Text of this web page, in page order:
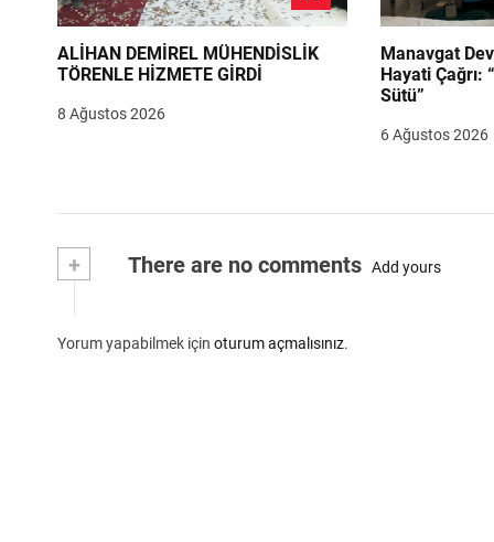
ALİHAN DEMİREL MÜHENDİSLİK
TÖRENLE HİZMETE GİRDİ
8 Ağustos 2026
Manavgat
Hayati Çağrı:
Sütü”
6 Ağustos 2026
+ There are no comments Add yours
Yorum yapabilmek için oturum açmalısınız.